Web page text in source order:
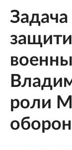
роли